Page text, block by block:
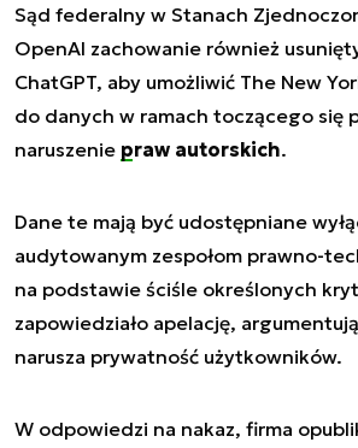
Sąd federalny w Stanach
OpenAI zachowanie również
ChatGPT, aby umożliwić The New
do danych w ramach toczącego się
naruszenie praw autorskich.
Dane te mają być udostępniane
audytowanym zespołom prawno-
na podstawie ściśle określonych
zapowiedziało apelację,
narusza prywatność użytkowników.
W odpowiedzi na nakaz, firma